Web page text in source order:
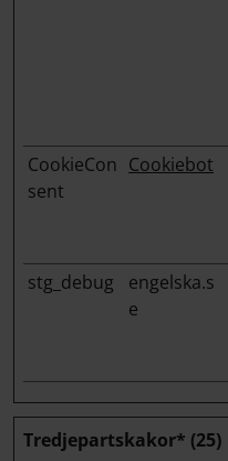
CookieCon
sent
Cookiebot
stg_debug
engelska.s
e
Tredjepartskakor* (25)